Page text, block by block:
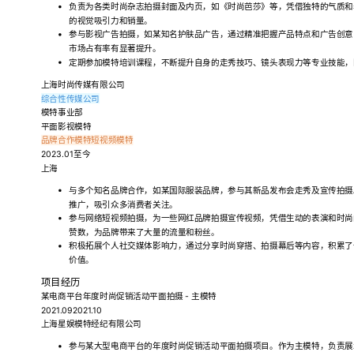
负责为各类时尚杂志拍摄封面及内页，如《时尚芭莎》等，凭借独特的气质
的视觉吸引力和销量。
参与影视广告拍摄，如某知名护肤品广告，通过精准把握产品特点和广告创
市场占有率有显著提升。
定期参加模特培训课程，不断提升自身的走秀技巧、镜头表现力等专业技能
上海时尚传媒有限公司
综合性传媒公司
模特事业部
平面影视模特
品牌合作模特短视频模特
2023.01至今
上海
与多个知名品牌合作，如某国际服装品牌，参与其新品发布会走秀及宣传拍
推广，吸引众多消费者关注。
参与网络短视频拍摄，为一些网红品牌拍摄宣传视频，凭借生动的表演和时
赞数，为品牌带来了大量的流量和粉丝。
积极拓展个人社交媒体影响力，通过分享时尚穿搭、拍摄幕后等内容，积累
价值。
项目经历
某电商平台年度时尚促销活动平面拍摄 - 主模特
2021.092021.10
上海星娱模特经纪有限公司
参与某大型电商平台的年度时尚促销活动平面拍摄项目。作为主模特，负责